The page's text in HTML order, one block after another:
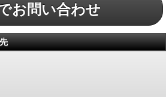
お問い合わせ